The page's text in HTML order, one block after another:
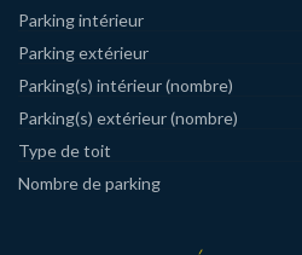
Parking intérieur
Parking extérieur
Parking(s) intérieur (nombre)
Parking(s) extérieur (nombre)
Type de toit
Nombre de parking